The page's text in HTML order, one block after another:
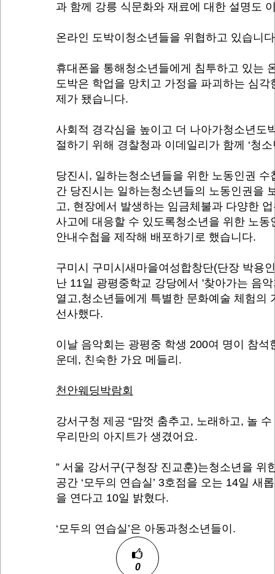
과 함께 강릉 식문화와 재료에 대한 설명도
온라인 도박이청소년들을 위협하고 있습니
휴대폰을 통해청소년들에게 침투하고 있는
도박은 학업을 망치고 가정을 파괴하는 심각
제가 됐습니다.
사회적 경각심을 높이고 더 나아가청소년도
절하기 위해 경찰청과 이데일리가 함께 ‘청소
당진시, 일하는청소년들을 위한 노동인권 수
간 당진시는 일하는청소년들의 노동인권을
고, 현장에서 발생하는 임금체불과 다양한
사고에 대응할 수 있도록청소년을 위한 노동
안내수첩을 제작해 배포하기로 했습니다.
구미시 구미시새마을여성합창단(단장 박용
난 11일 광평중학교 강당에서 '찾아가는 음
열고,청소년들에게 특별한 문화예술 체험의
선사했다.
이날 음악회는 광평중 학생 200여 명이 참석
운데, 친숙한 가요 메들리.
천안웨딩박람회
강서구청 제공 “맘껏 춤추고, 노래하고, 놀 수
우리만의 아지트가 생겼어요.
” 서울 강서구(구청장 진교훈)는청소년을 위
공간 ‘모두의 연습실’ 3호점을 오는 14일 새
을 연다고 10일 밝혔다.
‘모두의 연습실’은 아동과청소년들이.
0